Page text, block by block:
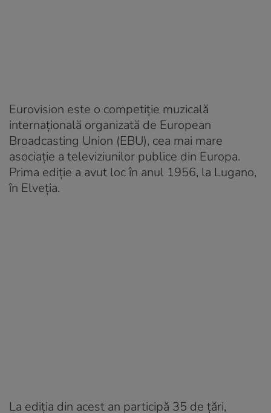
Eurovision este o competiție muzicală
internațională organizată de European
Broadcasting Union (EBU), cea mai mare
asociație a televiziunilor publice din Europa.
Prima ediție a avut loc în anul 1956, la Lugano,
în Elveția.
La ediția din acest an participă 35 de țări,